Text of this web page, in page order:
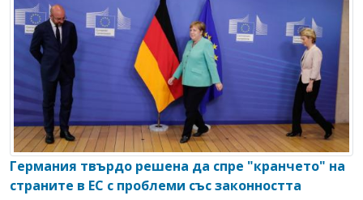
Германия твърдо решена да спре "кранчето" на
страните в ЕС с проблеми със законността